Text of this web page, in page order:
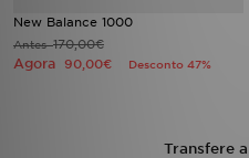
New Balance 1000
Antes170,00€
Agora 90,00€ Desconto 47%
Transfere